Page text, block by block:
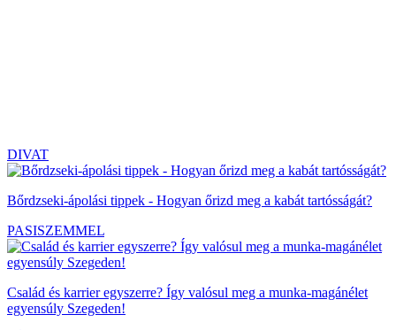
DIVAT
Bőrdzseki-ápolási tippek - Hogyan őrizd meg a kabát tartósságát?
PASISZEMMEL
Család és karrier egyszerre? Így valósul meg a munka-magánélet
egyensúly Szegeden!